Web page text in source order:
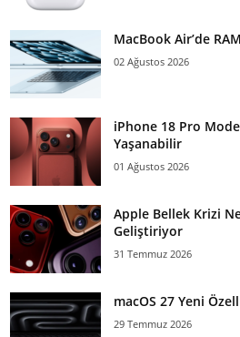
MacBook Air’de
02 Ağustos 2026
iPhone 18 Pro
Yaşanabilir
01 Ağustos 2026
Apple Bellek Krizi
Geliştiriyor
31 Temmuz 2026
macOS 27 Yeni
29 Temmuz 2026